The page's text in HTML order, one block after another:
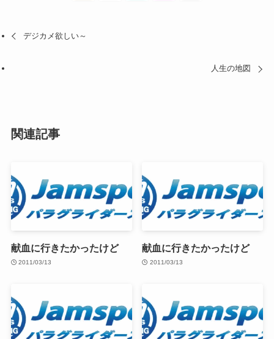
デジカメ欲しい～
人生の地図
関連記事
献血に行きたかったけど
2011/03/13
献血に行きたかったけど
2011/03/13